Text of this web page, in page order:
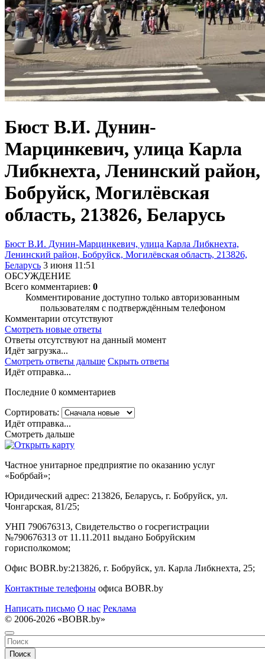
Бюст В.И. Дунин-
Марцинкевич, улица Карла
Либкнехта, Ленинский район,
Бобруйск, Могилёвская
область, 213826, Беларусь
Бюст В.И. Дунин-Марцинкевич, улица Карла Либкнехта,
Ленинский район, Бобруйск, Могилёвская область, 213826,
Беларусь 3 июня 11:51
ОБСУЖДЕНИЕ
Всего комментариев: 0
Комментирование доступно только авторизованным
пользователям с подтверждённым телефоном
Комментарии отсутствуют
Смотреть новые ответы
Ответы отсутствуют на данный момент
Идёт загрузка...
Смотреть ответы дальше Скрыть ответы
Идёт отправка...
Последние 0 комментариев
Сортировать:
Идёт отправка...
Смотреть дальше
Частное унитарное предприятие по оказанию услуг
«Бобрбай»;
Юридический адрес: 213826, Беларусь, г. Бобруйск, ул.
Чонгарская, 81/25;
УНП 790676313, Свидетельство о госрегистрации
№790676313 от 11.11.2011 выдано Бобруйским
горисполкомом;
Офис BOBR.by:213826, г. Бобруйск, ул. Карла Либкнехта, 25;
Контактные телефоны офиса BOBR.by
Написать письмо О нас Реклама
© 2006-2026 «BOBR.by»
Поиск